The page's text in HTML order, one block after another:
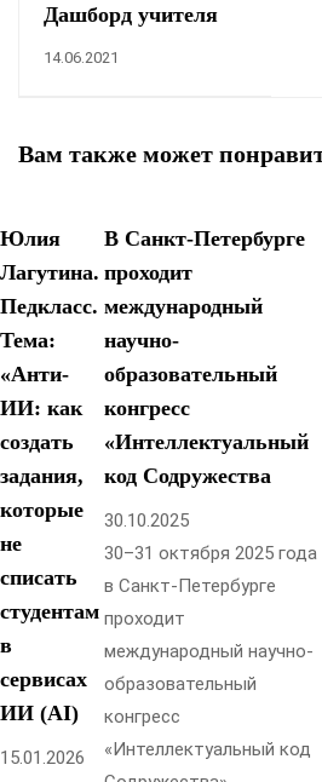
Дашборд учителя
14.06.2021
Вам также может
Юлия
Лагутина.
Педкласс.
Тема:
«Анти-
ИИ: как
создать
задания,
которые
не
списать
студентам
в
сервисах
ИИ (AI)
15.01.2026
В Санкт-Петербурге
проходит
международный
научно-
образовательный
конгресс
«Интеллектуальный
код Содружества
30.10.2025
30–31 октября 2025 года
в Санкт-Петербурге
проходит
международный научно-
образовательный
конгресс
«Интеллектуальный код